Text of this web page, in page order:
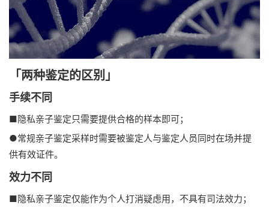
「两种鉴定的区别」
手续不同
■隐私亲子鉴定只需要提供合格的样本即可；
●常规亲子鉴定采样时需要被鉴定人与鉴定人员同时在场并提
供有效证件。
效力不同
■隐私亲子鉴定仅能作为个人打消疑虑用，不具有司法效力；